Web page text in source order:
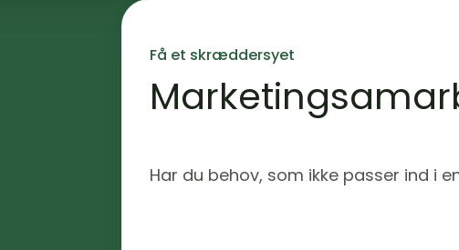
Få et skræddersyet
Har du behov, som ikke passer ind i